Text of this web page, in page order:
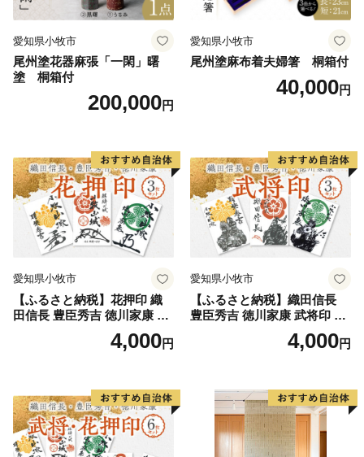
愛知県小牧市
尾州塗花器麻張「一閑」曙
塗 桐箱付
200,000円
愛知県小牧市
尾州塗麻布着夫婦箸 桐箱付
40,000円
愛知県小牧市
【ふるさと納税】花押印 織
田信長 豊臣秀吉 徳川家康 3
枚 セット 戦国 武将 小牧山城
墨絵 龍画師 書道アーティス
牧市 お取り寄せ 送料無料
4,000円
愛知県小牧市
【ふるさと納税】織田信長
豊臣秀吉 徳川家康 武将印 3
枚 セット イラスト 戦国 武将
小牧山城 墨絵 龍画師 書道ア
愛知県 小牧市 お取り寄せ 送
4,000円